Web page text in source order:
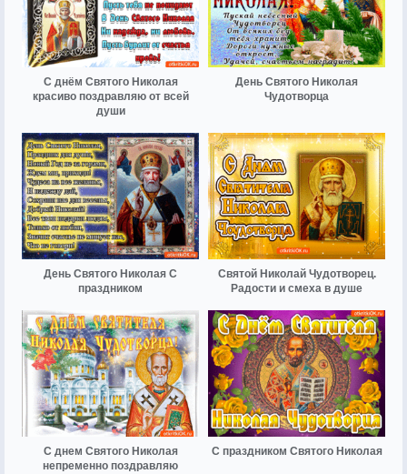
С днём Святого Николая
красиво поздравляю от всей
души
День Святого Николая
Чудотворца
День Святого Николая С
праздником
Святой Николай Чудотворец.
Радости и смеха в душе
С днем Святого Николая
непременно поздравляю
С праздником Святого Николая